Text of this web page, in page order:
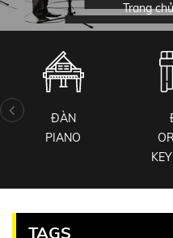
Trang chủ
ĐÀN
PIANO
TAGS